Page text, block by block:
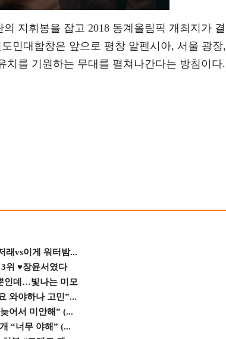
지휘봉을 잡고 2018 동계올림픽 개최지가 결
민대합창은 앞으로 평창 알펜시아, 서울 광장,
를 기원하는 무대를 펼쳐나간다는 방침이다.
래vs이게 워터밤...
위 ♥장윤서였다
인데…빛나는 미모
와야하나 고민”...
어서 미안해” (...
“너무 야해” (...